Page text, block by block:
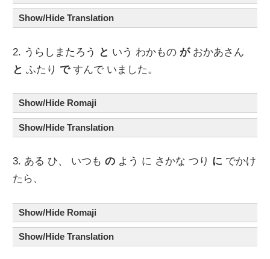
Show/Hide Translation
2. うらしまたろう と いう わかものがおかあさん
と ふたりですんで いました。
Show/Hide Romaji
Show/Hide Translation
3. ある ひ、 いつもの よう に さかな つり に でかけ
たら、
Show/Hide Romaji
Show/Hide Translation